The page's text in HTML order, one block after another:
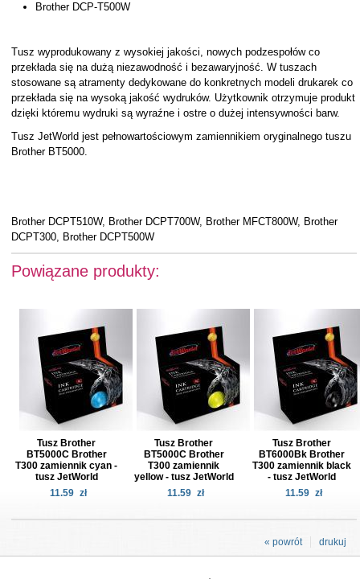
Brother DCP-T500W
Tusz wyprodukowany z wysokiej jakości, nowych podzespołów co
przekłada się na dużą niezawodność i bezawaryjność. W tuszach
stosowane są atramenty dedykowane do konkretnych modeli drukarek co
przekłada się na wysoką jakość wydruków. Użytkownik otrzymuje produkt
dzięki któremu wydruki są wyraźne i ostre o dużej intensywności barw.
Tusz JetWorld jest pełnowartościowym zamiennikiem oryginalnego tuszu
Brother BT5000.
Brother DCPT510W, Brother DCPT700W, Brother MFCT800W, Brother
DCPT300, Brother DCPT500W
Powiązane produkty:
Tusz Brother
BT5000C Brother
T300 zamiennik cyan -
tusz JetWorld
11.59 zł
Tusz Brother
BT5000C Brother
T300 zamiennik
yellow - tusz JetWorld
11.59 zł
Tusz Brother
BT6000Bk Brother
T300 zamiennik black
- tusz JetWorld
11.59 zł
drukuj
« powrót